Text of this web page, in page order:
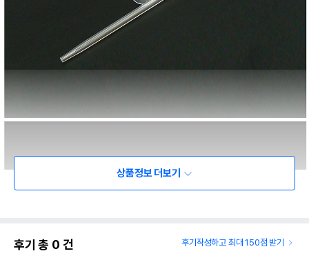
상품정보 더보기
후기 총 0 건 후기작성하고 최대 150점 받기